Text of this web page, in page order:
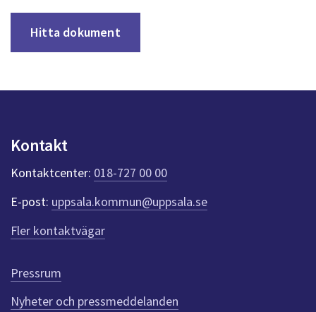
Hitta dokument
Kontakt
Kontaktcenter: 018-727 00 00
E-post: uppsala.kommun@uppsala.se
Fler kontaktvägar
Pressrum
Nyheter och pressmeddelanden